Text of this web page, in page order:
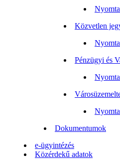
Közvetlen
Pénzügyi és
Dokumentumok
e-ügyintézés
Közérdekű adatok